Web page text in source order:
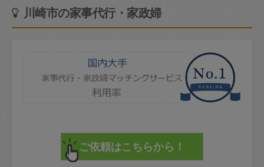
川崎市の家事代行・家政婦